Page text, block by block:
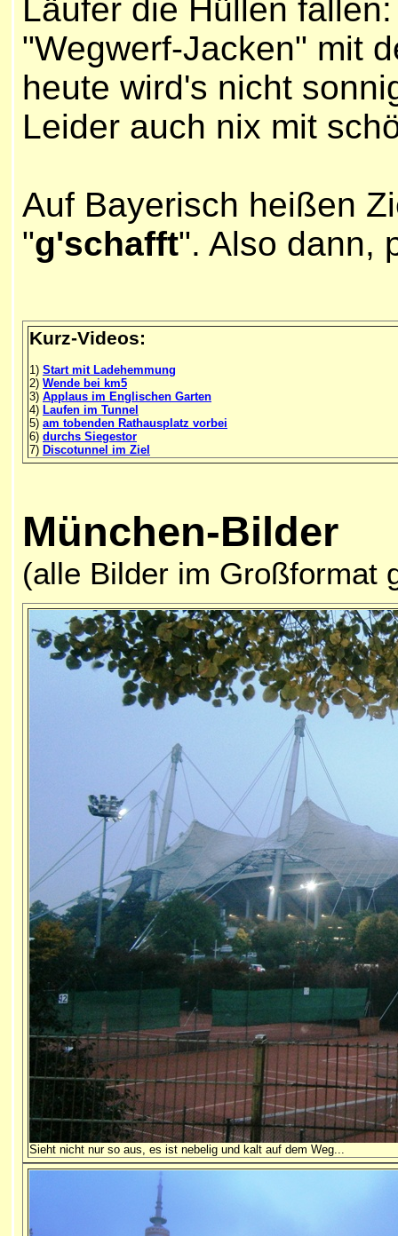
Läufer die Hüllen
"Wegwerf-Jacken" mit
heute wird's nicht
Leider auch nix mit
Auf Bayerisch heißen
"g'schafft". Also dann,
Kurz-Videos:
1) Start mit Ladehemmung
2) Wende bei km5
3) Applaus im Englischen Garten
4) Laufen im Tunnel
5) am tobenden Rathausplatz vorbei
6) durchs Siegestor
7) Discotunnel im Ziel
München-Bilder
(alle Bilder im Großformat
Sieht nicht nur so aus, es ist nebelig und kalt auf dem Weg...